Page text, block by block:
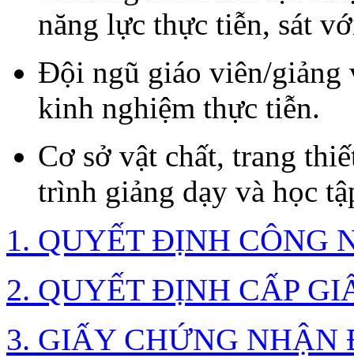
năng lực thực tiễn, sát
Đội ngũ giáo viên/giảng
kinh nghiệm thực tiễn.
Cơ sở vật chất, trang
trình giảng dạy và học
1. QUYẾT ĐỊNH CÔNG
2. QUYẾT ĐỊNH CẤP
3. GIẤY CHỨNG